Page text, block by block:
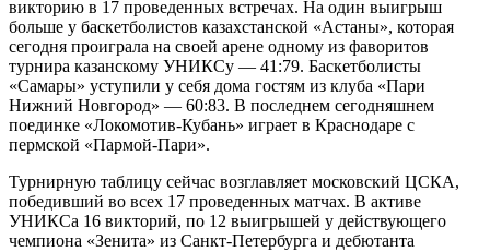
викторию в 17 проведенных встречах. На один выигрыш
больше у баскетболистов казахстанской «Астаны», которая
сегодня проиграла на своей арене одному из фаворитов
турнира казанскому УНИКСу — 41:79. Баскетболисты
«Самары» уступили у себя дома гостям из клуба «Пари
Нижний Новгород» — 60:83. В последнем сегодняшнем
поединке «Локомотив-Кубань» играет в Краснодаре с
пермской «Пармой-Пари».
Турнирную таблицу сейчас возглавляет московский ЦСКА,
победивший во всех 17 проведенных матчах. В активе
УНИКСа 16 викторий, по 12 выигрышей у действующего
чемпиона «Зенита» из Санкт-Петербурга и дебютанта